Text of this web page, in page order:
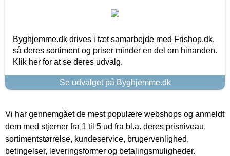
Byghjemme.dk drives i tæt samarbejde med Frishop.dk,
så deres sortiment og priser minder en del om hinanden.
Klik her for at se deres udvalg.
Se udvalget på Byghjemme.dk
Vi har gennemgået de mest populære webshops og anmeldt
dem med stjerner fra 1 til 5 ud fra bl.a. deres prisniveau,
sortimentstørrelse, kundeservice, brugervenlighed,
betingelser, leveringsformer og betalingsmuligheder.